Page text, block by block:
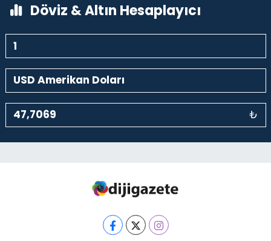
Döviz & Altın Hesaplayıcı
₺